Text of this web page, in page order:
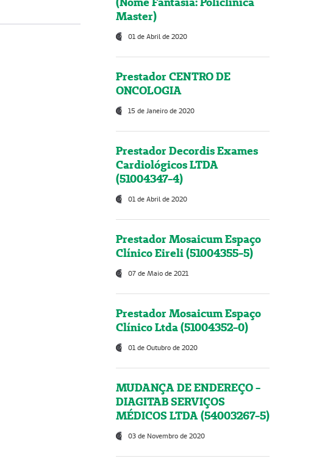
Master)
01 de Abril de 2020
Prestador CENTRO DE
ONCOLOGIA
15 de Janeiro de 2020
Prestador Decordis Exames
Cardiológicos LTDA
(51004347-4)
01 de Abril de 2020
Prestador Mosaicum Espaço
Clínico Eireli (51004355-5)
07 de Maio de 2021
Prestador Mosaicum Espaço
Clínico Ltda (51004352-0)
01 de Outubro de 2020
MUDANÇA DE ENDEREÇO -
DIAGITAB SERVIÇOS
MÉDICOS LTDA (54003267-5)
03 de Novembro de 2020